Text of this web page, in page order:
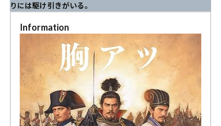
りには駆け引きがいる。
Information